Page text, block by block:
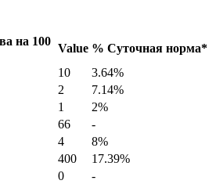
на 100
Value % Суточная норма*
10
3.64%
2
7.14%
1
2%
66
-
4
8%
400
17.39%
0 -